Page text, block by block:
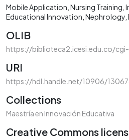
Mobile Application Nursing Training
Educational Innovation Nephrology
OLIB
https://biblioteca2.icesi.edu.co/
URI
https://hdl.handle.net/10906/
Collections
Maestría en Innovación Educativa
Creative Commons